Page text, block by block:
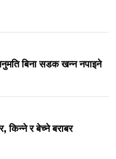
बिना सडक खन्न नपाइने
किन्ने र बेच्ने बराबर